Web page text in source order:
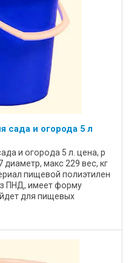
сада и огорода 5 л
и огорода 5 л. цена, р
диаметр, макс 229 вес, кг
пищевой полиэтилен
ПНД, имеет форму
для пищевых